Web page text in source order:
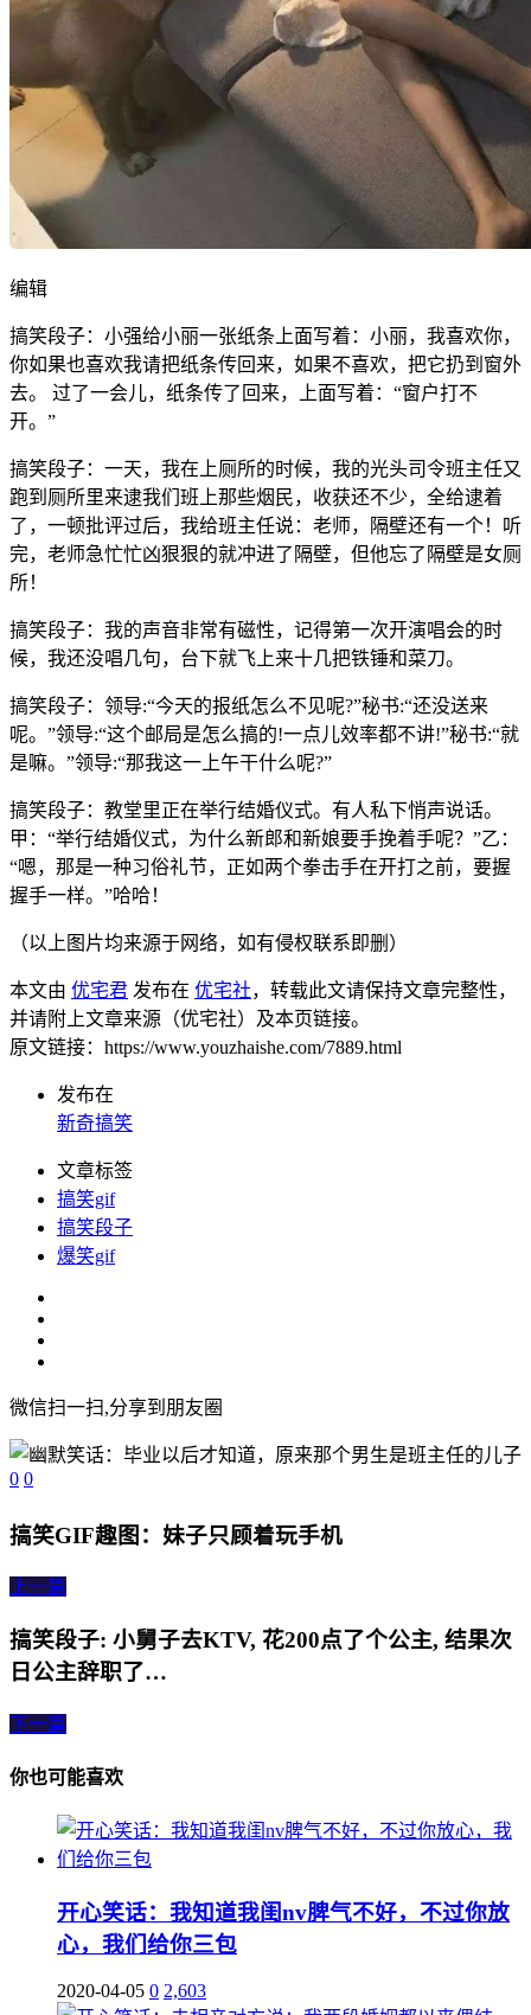
编辑
搞笑段子：小强给小丽一张纸条上面写着：小丽，我喜欢你，
你如果也喜欢我请把纸条传回来，如果不喜欢，把它扔到窗外
去。 过了一会儿，纸条传了回来，上面写着：“窗户打不
开。”
搞笑段子：一天，我在上厕所的时候，我的光头司令班主任又
跑到厕所里来逮我们班上那些烟民，收获还不少，全给逮着
了，一顿批评过后，我给班主任说：老师，隔壁还有一个！听
完，老师急忙忙凶狠狠的就冲进了隔壁，但他忘了隔壁是女厕
所！
搞笑段子：我的声音非常有磁性，记得第一次开演唱会的时
候，我还没唱几句，台下就飞上来十几把铁锤和菜刀。
搞笑段子：领导:“今天的报纸怎么不见呢?”秘书:“还没送来
呢。”领导:“这个邮局是怎么搞的!一点儿效率都不讲!”秘书:“就
是嘛。”领导:“那我这一上午干什么呢?”
搞笑段子：教堂里正在举行结婚仪式。有人私下悄声说话。
甲：“举行结婚仪式，为什么新郎和新娘要手挽着手呢？”乙：
“嗯，那是一种习俗礼节，正如两个拳击手在开打之前，要握
握手一样。”哈哈！
（以上图片均来源于网络，如有侵权联系即删）
本文由 优宅君 发布在 优宅社，转载此文请保持文章完整性，
并请附上文章来源（优宅社）及本页链接。
原文链接：https://www.youzhaishe.com/7889.html
发布在
新奇搞笑
文章标签
搞笑gif
搞笑段子
爆笑gif
微信扫一扫,分享到朋友圈
0 0
搞笑GIF趣图：妹子只顾着玩手机
上一篇
搞笑段子: 小舅子去KTV, 花200点了个公主, 结果次
日公主辞职了…
下一篇
你也可能喜欢
开心笑话：我知道我闺nv脾气不好，不过你放
心，我们给你三包
2020-04-05 0 2,603